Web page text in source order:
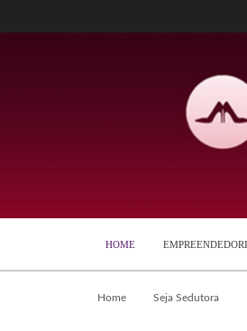
HOME
Home Seja Sedutora